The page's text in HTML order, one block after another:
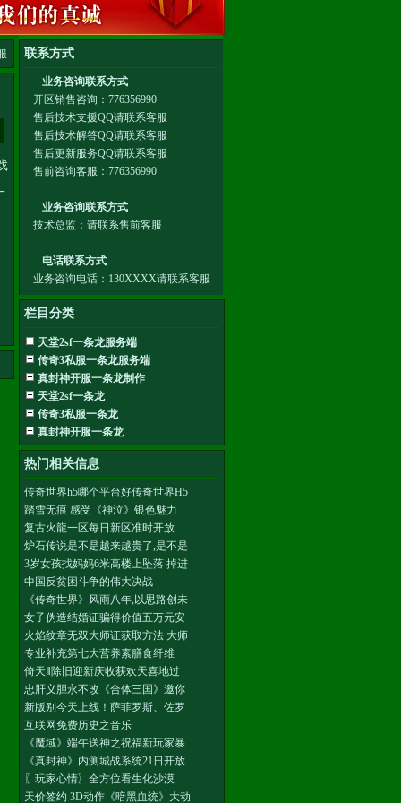
栏目分类
天堂2sf一条龙服务端
传奇3私服一条龙服务端
真封神开服一条龙制作
天堂2sf一条龙
传奇3私服一条龙
真封神开服一条龙
热门相关信息
传奇世界h5哪个平台好传奇世界H5
踏雪无痕 感受《神泣》银色魅力
复古火龍一区每日新区准时开放
炉石传说是不是越来越贵了,是不是
3岁女孩找妈妈6米高楼上坠落 掉进
中国反贫困斗争的伟大决战
《传奇世界》风雨八年,以思路创未
女子伪造结婚证骗得价值五万元安
火焰纹章无双大师证获取方法 大师
专业补充第七大营养素膳食纤维
倚天Ⅱ除旧迎新庆收获欢天喜地过
忠肝义胆永不改《合体三国》邀你
新版别今天上线！萨菲罗斯、佐罗
互联网免费历史之音乐
《魔域》端午送神之祝福新玩家暴
《真封神》内测城战系统21日开放
〖玩家心情〗全方位看生化沙漠
天价签约 3D动作《暗黑血统》大动